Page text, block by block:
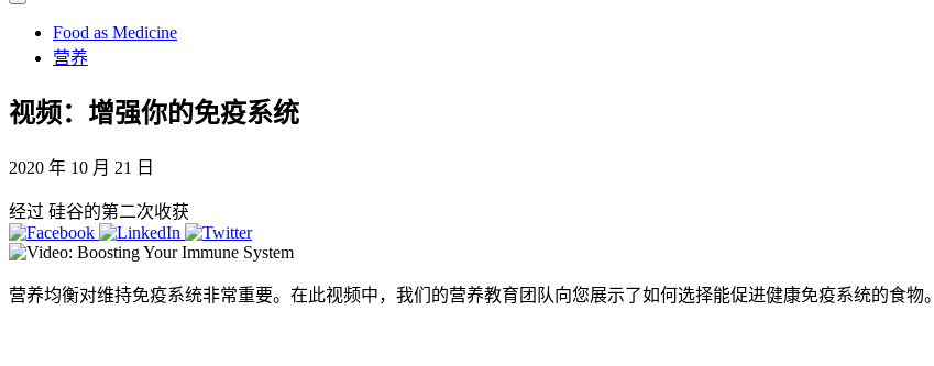
Food as Medicine
营养
视频：增强你的免疫系统
2020 年 10 月 21 日
经过 硅谷的第二次收获
营养均衡对维持免疫系统非常重要。在此视频中，我们的营养教育团队向您展示了如何选择能促进健康免疫系统的食物。